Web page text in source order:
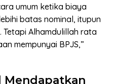
umum ketika biaya
batas nominal, itupun
Alhamdulillah rata
mempunyai BPJS,”
Mendapatkan